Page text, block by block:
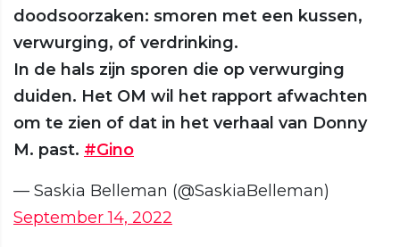
doodsoorzaken: smoren met een kussen,
verwurging, of verdrinking.
In de hals zijn sporen die op verwurging
duiden. Het OM wil het rapport afwachten
om te zien of dat in het verhaal van Donny
M. past. #Gino
— Saskia Belleman (@SaskiaBelleman)
September 14, 2022